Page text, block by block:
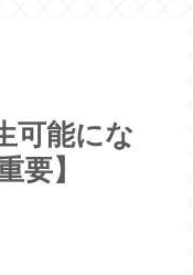
可能にな
要】